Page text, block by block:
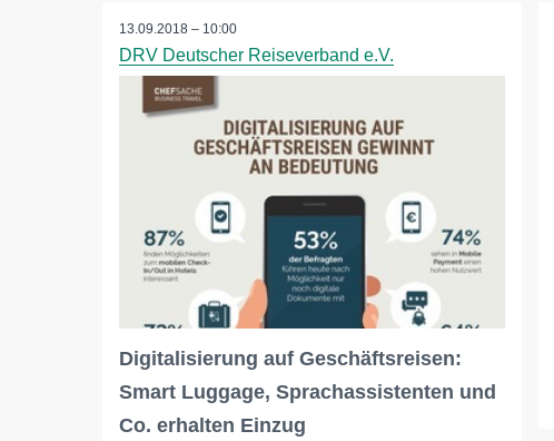
13.09.2018 – 10:00
DRV Deutscher Reiseverband e.V.
Digitalisierung auf Geschäftsreisen:
Smart Luggage, Sprachassistenten und
Co. erhalten Einzug